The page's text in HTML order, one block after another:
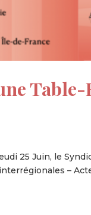
25 Juin, le
–